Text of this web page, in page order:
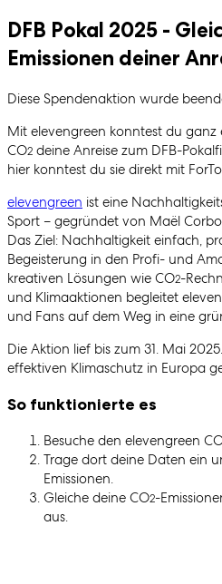
DFB Pokal 2025 -
Emissionen deiner
Diese Spendenaktion wurde
Mit elevengreen konntest du ganz
CO2 deine Anreise zum DFB-
hier konntest du sie direkt mit
elevengreen ist eine
Sport – gegründet von Maël
Das Ziel: Nachhaltigkeit einfach,
Begeisterung in den Profi- und
kreativen Lösungen wie CO2-
und Klimaaktionen begleitet
und Fans auf dem Weg in eine
Die Aktion lief bis zum 31. Mai
effektiven Klimaschutz in Europa
So funktionierte es
Besuche den elevengreen
Trage dort deine Daten ein
Emissionen.
Gleiche deine CO2-
aus.